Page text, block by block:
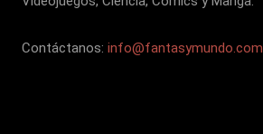
Contáctanos: info@fantasymundo.com